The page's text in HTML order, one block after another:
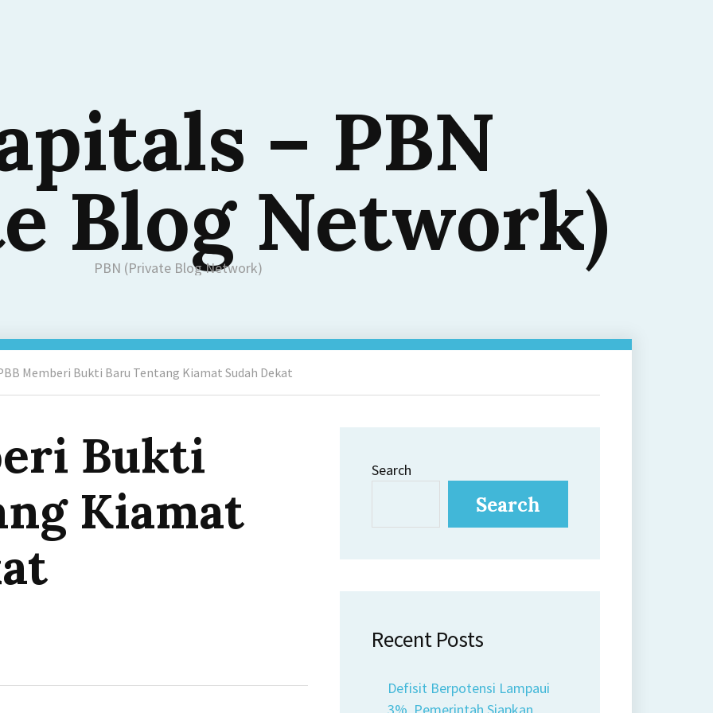
– PBN
Blog Network)
PBN (Private Blog Network)
Memberi Bukti Baru Tentang Kiamat Sudah Dekat
Bukti
Kiamat
Search
Search
Recent Posts
Defisit Berpotensi Lampaui